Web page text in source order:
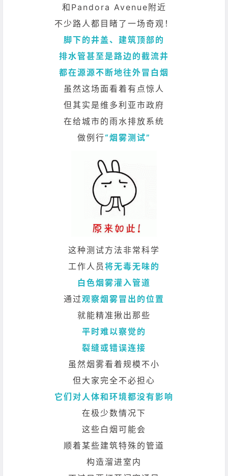
和Pandora Avenue附近
不少路人都目睹了一场奇观！
脚下的井盖、建筑顶部的
排水管甚至是路边的截流井
都在源源不断地往外冒白烟
虽然这场面看着有点惊人
但其实是维多利亚市政府
在给城市的雨水排放系统
做例行“烟雾测试”
这种测试方法非常科学
工作人员 将无毒无味的
白色烟雾灌入管道
通过观察烟雾冒出的位置
就能精准揪出那些
平时难以察觉的
裂缝或错误连接
虽然烟雾看着规模不小
但大家完全不必担心
它们对人体和环境都没有影响
在极少数情况下
这些白烟可能会
顺着某些建筑特殊的管道
构造溜进室内